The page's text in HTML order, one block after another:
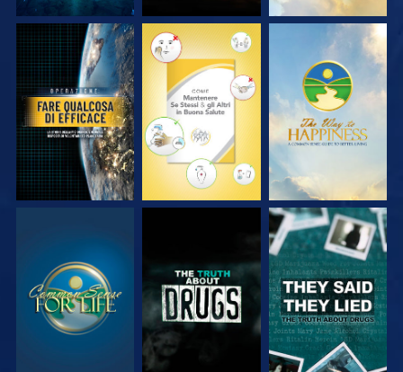
GUARDA GUARDA GUARDA
GUARDA GUARDA GUARDA